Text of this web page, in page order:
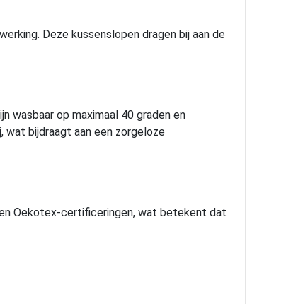
Deze kussenslopen dragen bij aan de
wasbaar op maximaal 40 graden en
wat bijdraagt aan een zorgeloze
Oekotex-certificeringen, wat betekent dat